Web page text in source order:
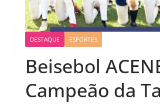
DESTAQUE ESPORTES
Beisebol
Campeão da